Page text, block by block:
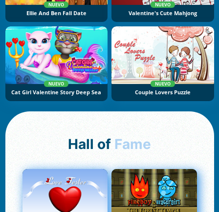
NUEVO
Ellie And Ben Fall Date
NUEVO
Valentine's Cute Mahjong
NUEVO
Cat Girl Valentine Story Deep Sea
NUEVO
Couple Lovers Puzzle
Hall of Fame